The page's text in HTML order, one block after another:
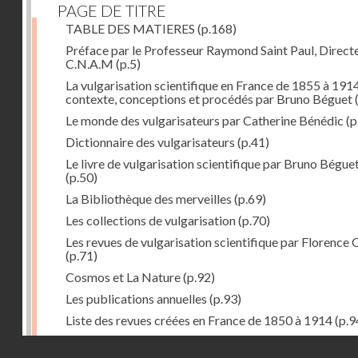
PAGE DE TITRE
TABLE DES MATIERES (p.168)
Préface par le Professeur Raymond Saint Paul,
C.N.A.M (p.5)
La vulgarisation scientifique en France de 1855 à
contexte, conceptions et procédés par Bruno Béguet
Le monde des vulgarisateurs par Catherine Bénédic
Dictionnaire des vulgarisateurs (p.41)
Le livre de vulgarisation scientifique par Bruno
(p.50)
La Bibliothèque des merveilles (p.69)
Les collections de vulgarisation(p.70)
Les revues de vulgarisation scientifique par Florence
(p.71)
Cosmos et La Nature(p.92)
Les publications annuelles (p.93)
Liste des revues créées en France de 1850 à 1914